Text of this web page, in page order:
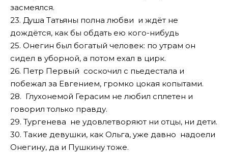
засмеялся.
23. Душа Татьяны полна любви и ждёт не
дождётся, как бы обдать ею кого-нибудь
25. Онегин был богатый человек: по утрам он
сидел в уборной, а потом ехал в цирк.
26. Петр Первый соскочил с пьедестала и
побежал за Евгением, громко цокая копытами.
28. Глухонемой Герасим не любил сплетен и
говорил только правду.
29. Тургенева не удовлетворяют ни отцы, ни дети.
30. Такие девушки, как Ольга, уже давно надоели
Онегину, да и Пушкину тоже.